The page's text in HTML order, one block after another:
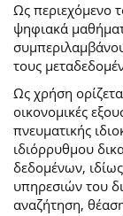
Ως περιεχόμενο
ψηφιακά
τους
Ως χρήση
οικονομικές
πνευματικής
ιδιόρρυθμου
δεδομένων,
υπηρεσιών του
αναζήτηση,